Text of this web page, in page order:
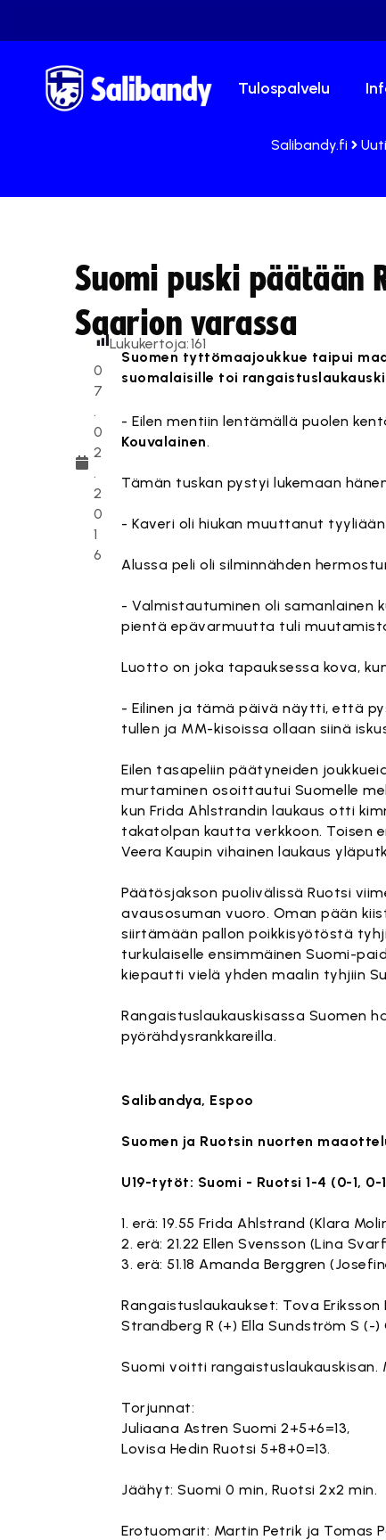
Tulospalvelu
Salibandy.fi
Suomi puski päätään
Saarion varassa
0
7
.
0
2
.
2
0
1
6
Lukukertoja:161
Suomen tyttömaajoukkue taipui
suomalaisille toi
- Eilen mentiin lentämällä puolen
Kouvalainen.
Tämän tuskan pystyi lukemaan
- Kaveri oli hiukan muuttanut
Alussa peli oli silminnähden
- Valmistautuminen oli samanlainen
pientä epävarmuutta tuli
Luotto on joka tapauksessa kova,
- Eilinen ja tämä päivä näytti, että
tullen ja MM-kisoissa ollaan siinä
Eilen tasapeliin päätyneiden
murtaminen osoittautui Suomelle
kun Frida Ahlstrandin laukaus otti
takatolpan kautta verkkoon. Toisen
Veera Kaupin vihainen laukaus
Päätösjakson puolivälissä Ruotsi
avausosuman vuoro. Oman pään
siirtämään pallon poikkisyötöstä
turkulaiselle ensimmäinen Suomi-
kiepautti vielä yhden maalin tyhjiin
Rangaistuslaukauskisassa Suomen
pyörähdysrankkareilla.
Salibandya, Espoo
Suomen ja Ruotsin nuorten
U19-tytöt: Suomi - Ruotsi 1-4 (0-1, 0-
1. erä: 19.55 Frida Ahlstrand (Klara
2. erä: 21.22 Ellen Svensson (Lina
3. erä: 51.18 Amanda Berggren
Rangaistuslaukaukset: Tova
Strandberg R (+) Ella Sundström S (-
Suomi voitti rangaistuslaukauskisan.
Torjunnat:
Juliaana Astren Suomi 2+5+6=13,
Lovisa Hedin Ruotsi 5+8+0=13.
Jäähyt: Suomi 0 min, Ruotsi 2x2 min.
Erotuomarit: Martin Petrik ja Tomas